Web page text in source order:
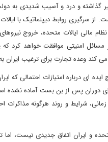
گذاشته و درد و آسیب شدیدی
از سرگیری روابط دیپلماتیک با
مالی ایالات متحده، خروج
مسائل امنیتی موافقت خواهد کرد
کند وعده تجارت برای ترغیب
دوران پس از بن بست آماده نشده
شرایط و روند هرگونه مذاکرات
و ایران اتفاق جدیدی نیست،